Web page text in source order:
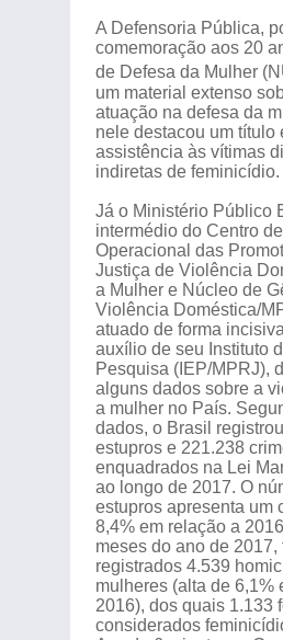
A Defensoria Pública,
comemoração aos 20
de Defesa da Mulher
um material extenso
atuação na defesa da
nele destacou um título
assistência às vítimas
indiretas de feminicídio.
Já o Ministério Público
intermédio do Centro
Operacional das
Justiça de Violência
a Mulher e Núcleo de
Violência Doméstica/
atuado de forma
auxílio de seu Instituto
Pesquisa (IEP/MPRJ),
alguns dados sobre a
a mulher no País.
dados, o Brasil
estupros e 221.238
enquadrados na Lei
ao longo de 2017. O
estupros apresenta um
8,4% em relação a
meses do ano de 2017,
registrados 4.539
mulheres (alta de 6,1%
2016), dos quais 1.133
considerados